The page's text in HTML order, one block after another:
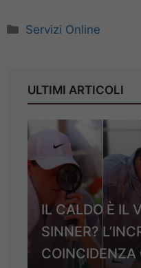
Categorie
Servizi Online
ULTIMI ARTICOLI
IL CALDO È IL
SINNER?
COINCIDENZA